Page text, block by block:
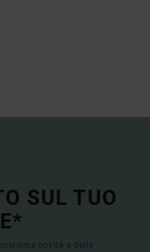
SUL TUO
novità e delle